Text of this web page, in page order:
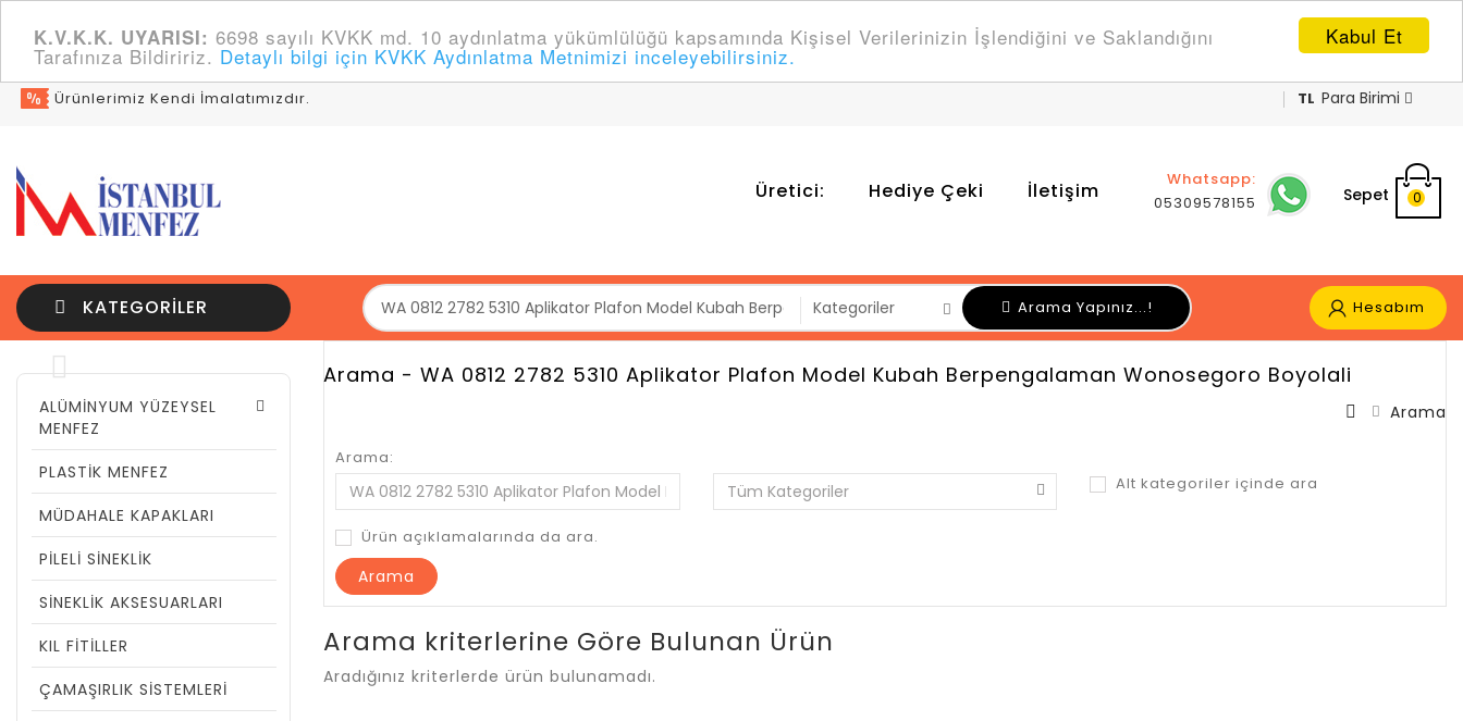
Kabul Et
K.V.K.K. UYARISI: 6698 sayılı KVKK md. 10 aydınlatma yükümlülüğü kapsamında Kişisel Verilerinizin İşlendiğini ve Saklandığını
Tarafınıza Bildiririz. Detaylı bilgi için KVKK Aydınlatma Metnimizi inceleyebilirsiniz.
Ürünlerimiz Kendi İmalatımızdır. TL Para Birimi
Üretici: Hediye Çeki İletişim
Whatsapp:
05309578155
Sepet 0
Hesabım
Arama Yapınız...!
KATEGORILER
ALÜMİNYUM YÜZEYSEL
MENFEZ
PLASTİK MENFEZ
MÜDAHALE KAPAKLARI
PİLELİ SİNEKLİK
SİNEKLİK AKSESUARLARI
KIL FİTİLLER
ÇAMAŞIRLIK SİSTEMLERİ
Arama - WA 0812 2782 5310 Aplikator Plafon Model Kubah Berpengalaman Wonosegoro Boyolali
Arama
Arama:
Alt kategoriler içinde ara
Ürün açıklamalarında da ara.
Arama kriterlerine Göre Bulunan Ürün
Aradığınız kriterlerde ürün bulunamadı.